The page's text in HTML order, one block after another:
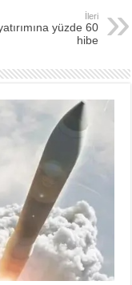
İleri
yüzde 60
hibe